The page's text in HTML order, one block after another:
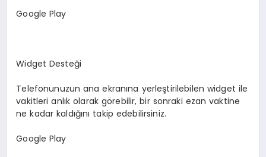
Google Play
Widget Desteği
Telefonunuzun ana ekranına yerleştirilebilen widget ile
vakitleri anlık olarak görebilir, bir sonraki ezan vaktine
ne kadar kaldığını takip edebilirsiniz.
Google Play